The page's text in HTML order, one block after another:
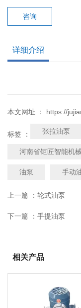
咨询
详细介绍
本文网址 ： https://
标签 ： 张拉油泵
河南省钜匠智能机
油泵 手动
上一篇 ： 轮式油泵
下一篇 ： 手提油泵
相关产品